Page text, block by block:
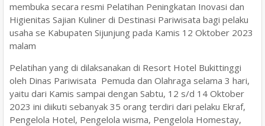
membuka secara resmi Pelatihan Peningkatan Inovasi dan
Higienitas Sajian Kuliner di Destinasi Pariwisata bagi pelaku
usaha se Kabupaten Sijunjung pada Kamis 12 Oktober 2023
malam
Pelatihan yang di dilaksanakan di Resort Hotel Bukittinggi
oleh Dinas Pariwisata Pemuda dan Olahraga selama 3 hari,
yaitu dari Kamis sampai dengan Sabtu, 12 s/d 14 Oktober
2023 ini diikuti sebanyak 35 orang terdiri dari pelaku Ekraf,
Pengelola Hotel, Pengelola wisma, Pengelola Homestay,